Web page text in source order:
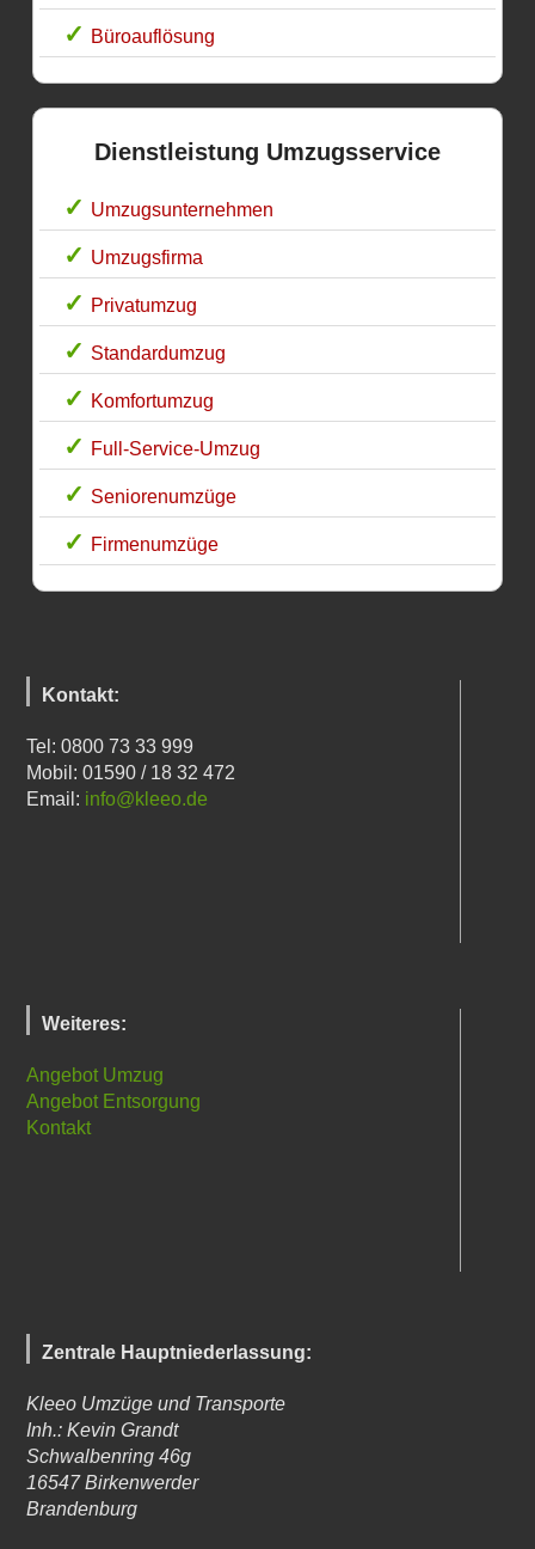
Büroauflösung
Dienstleistung Umzugsservice
Umzugsunternehmen
Umzugsfirma
Privatumzug
Standardumzug
Komfortumzug
Full-Service-Umzug
Seniorenumzüge
Firmenumzüge
Kontakt:
Tel: 0800 73 33 999
Mobil: 01590 / 18 32 472
Email: info@kleeo.de
Weiteres:
Angebot Umzug
Angebot Entsorgung
Kontakt
Zentrale Hauptniederlassung:
Kleeo Umzüge und Transporte
Inh.: Kevin Grandt
Schwalbenring 46g
16547 Birkenwerder
Brandenburg